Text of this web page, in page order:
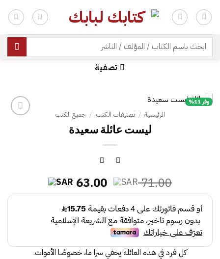
للمحتوى
البحث
عن:
تصفية
وفر 11%
الرئيسية / تصنيفات الكتب / جميع الكتب
ليست عائلة سعيدة
71.00 السعر
الأصلي
هو:
71.00.
63.00 السعر
الحالي
كل فرد في هذه العائلة يخفي سرا ما، خصوصًا الأموات.
| شحن مجاني للطلبات +300 ريال | تغليف مجاني للطلبات +150 ريال |